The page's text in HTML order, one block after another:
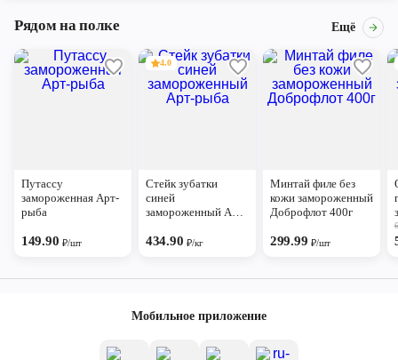
Рядом на полке Ещё
Путассу
замороженная Арт-
рыба
149.90 ₽/шт
4.0
Стейк зубатки
синей
замороженный Арт-
434.90 ₽/кг
Минтай филе без
кожи замороженный
Доброфлот 400г
299.99 ₽/шт
Мобильное приложение